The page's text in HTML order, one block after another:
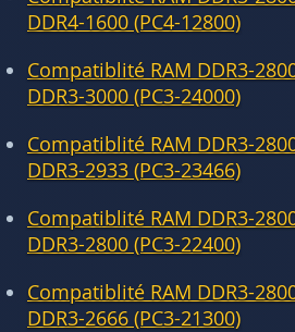
DDR4-1600 (PC4-12800)
Compatiblité RAM DDR3-
DDR3-3000 (PC3-24000)
Compatiblité RAM DDR3-
DDR3-2933 (PC3-23466)
Compatiblité RAM DDR3-
DDR3-2800 (PC3-22400)
Compatiblité RAM DDR3-
DDR3-2666 (PC3-21300)